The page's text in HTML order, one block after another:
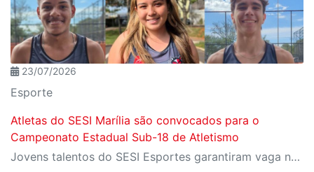
23/07/2026
Esporte
Atletas do SESI Marília são convocados para o
Campeonato Estadual Sub-18 de Atletismo
Jovens talentos do SESI Esportes garantiram vaga na competição após resultados conquistados no Troféu São Paulo de Atletismo, em Araraquara